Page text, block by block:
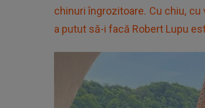
chinuri îngrozitoare. Cu chiu, cu
a putut să-i facă Robert Lupu